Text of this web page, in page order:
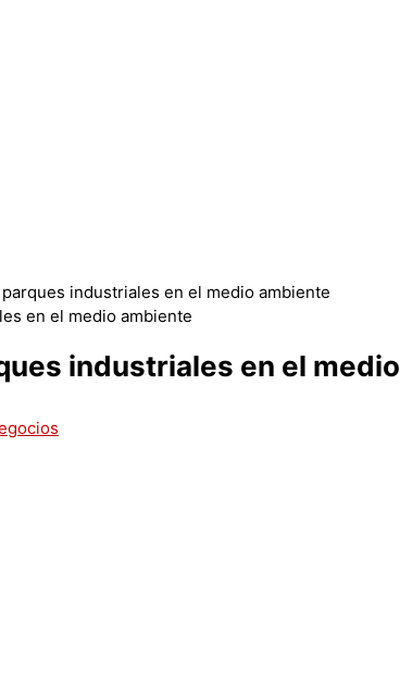
industriales en el medio ambiente
industriales en el medio